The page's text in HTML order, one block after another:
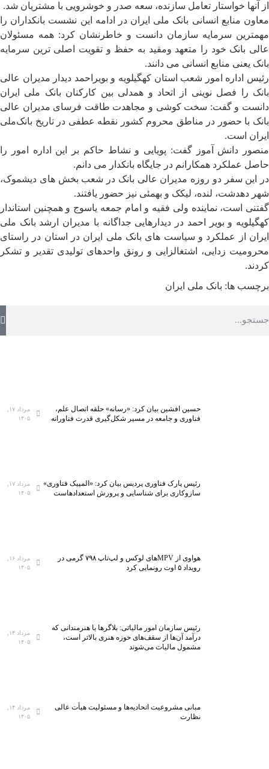
از آنها خواستار تعامل سازنده، سعه صدر و خوشرویی با مشتریان شد.
معاون منابع انسانی بانک ‌ملی ایران در ادامه این نشست بانکداران را
مهمترین سرمایه سازمان دانست و خاطرنشان کرد: همه مسئولان
عالی بانک خود را متعهد و‌مقید به حفظ و تقویت اصلی ترین سرمایه
بانک یعنی منابع انسانی می دانند.
رئیس اداره امور شعب استان کهگیلویه و بویراحمد دیدار مدیران عالی
بانک را فصل نوینی از اتحاد و همدلی بین کارکنان بانک ملی ایران
دانست و گفت: سخت کوشی و مجاهدت طاقت فرسای مدیران عالی
بانک با حضور در مناطق محروم کشور نقطه عطفی در تاریخ بانک‌ملی
ایران است.
منصور دانش آموز گفت: پویایی و نشاط حاکم بر این اداره امور را
حاصل عملکرد همکارانم در جایگاه بانکدار می دانم.
در این سفر دو روزه مدیران عالی بانک در شعب بخش های دیشموک،
شهر دهدشت، لنده، لیکک و‌ بهمئی نیز حضور یافتند.
گفتنی است، نماینده ولی فقیه و امام جمعه یاسوج و همچنین استاندار
کهگیلویه و بویر احمد در دیدارهایی جداگانه با مدیران ارشد بانک ملی
ایران از عملکرد و سیاست های بانک ملی ایران در استان در راستای
محرومیت زدایی، اشتغالزایی و رونق واحد‌های تولیدی تقدیر و تشکر
کردند.
برچسب ها: بانک ملی ایران
حسین افشین بیان کرد: «رسانه» حلقه اتصال علم،
فناوری و جامعه در مسیر شکل‌گیری قدرت فناورانه
مرداد ۱۷,
۱۴۰۵
رئیس پارک فناوری پردیس بیان کرد: «المپیک فناوری»
سازوکاری برای شناسایی و پرورش استعدادهاست
مرداد ۱۷,
۱۴۰۵
هواوی از MPVهای لوکس و لپ‌تاپ ۷۹۸ گرمی در
رویداد ۵ اوت رونمایی کرد
مرداد ۱۶,
۱۴۰۵
رئیس سازمان امور مالیاتی: بلاگر‌ها یا هنرمندانی که
درآمد آن‌ها از سقف‌های حوزه هنری بالاتر است،
مشمول مالیات می‌شوند
مرداد ۱۴,
۱۴۰۵
مبانی مشروعیت اتحادیه‌ها و مسئولیت هیأت عالی
نظارت
مرداد ۱۴,
۱۴۰۵